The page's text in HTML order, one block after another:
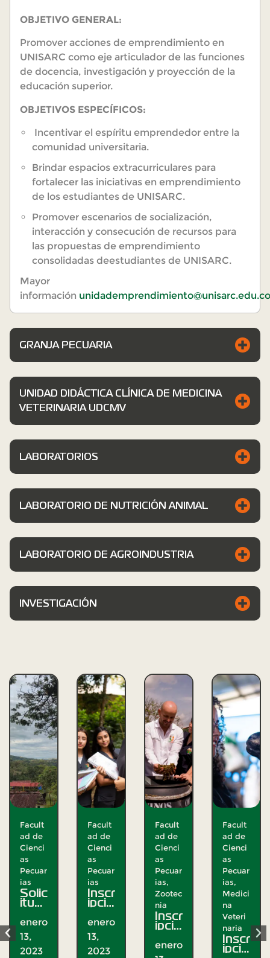
OBJETIVO GENERAL:
Promover acciones de emprendimiento en
UNISARC como eje articulador de las funciones
de docencia, investigación y proyección de la
educación superior.
OBJETIVOS ESPECÍFICOS:
Incentivar el espíritu emprendedor entre la
comunidad universitaria.
Brindar espacios extracurriculares para
fortalecer las iniciativas en emprendimiento
de los estudiantes de UNISARC.
Promover escenarios de socialización,
interacción y consecución de recursos para
las propuestas de emprendimiento
consolidadas deestudiantes de UNISARC.
Mayor
información unidademprendimiento@unisarc.edu.co
GRANJA PECUARIA
UNIDAD DIDÁCTICA CLÍNICA DE MEDICINA
VETERINARIA UDCMV
LABORATORIOS
LABORATORIO DE NUTRICIÓN ANIMAL
LABORATORIO DE AGROINDUSTRIA
INVESTIGACIÓN
Facult
ad de
Cienci
as
Pecuar
ias
Inscr
ipció
n
curs
os
no
regu
enero
13,
2023
Facult
ad de
Cienci
as
Pecuar
ias
Zootec
nia
ipció
n
Trab
ajo
enero
Facult
ad de
Cienci
as
Pecuar
ias,
Medici
na
Veteri
naria
ipció
Facult
ad de
Cienci
as
Pecuar
ias,
Gener
ales
Zootec
nia
Pas
antí